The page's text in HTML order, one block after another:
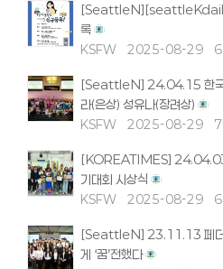
록
KSFW 2025-08-29
[SeattleN] 24.04.15 한국
라(은상) 성유나(장려상)
KSFW 2025-08-29
[KOREATIMES] 24.04.03
기대회 시상식
KSFW 2025-08-29
[SeattleN] 23.11.13 페더
게 ‘꿈’전했다